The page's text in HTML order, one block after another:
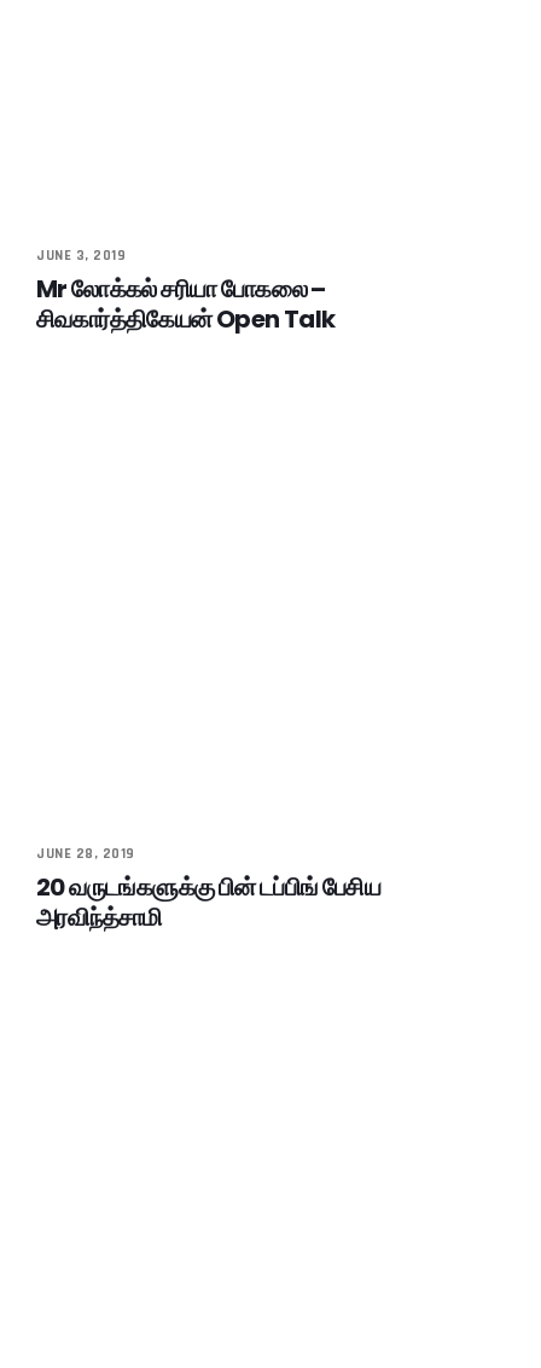
JUNE 3, 2019
Mr லோக்கல் சரியா போகலை –
சிவகார்த்திகேயன் Open Talk
JUNE 28, 2019
20 வருடங்களுக்கு பின் டப்பிங் பேசிய
அரவிந்த்சாமி